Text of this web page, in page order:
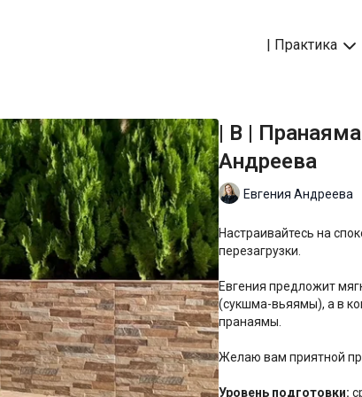
| Практика
| B |
Андреева
Евгения Андреева
Настраивайтесь на
перезагрузки.
Евгения предложит
(сукшма-вьяямы), а в
пранаямы.
Желаю вам приятной
Уровень подготовки: